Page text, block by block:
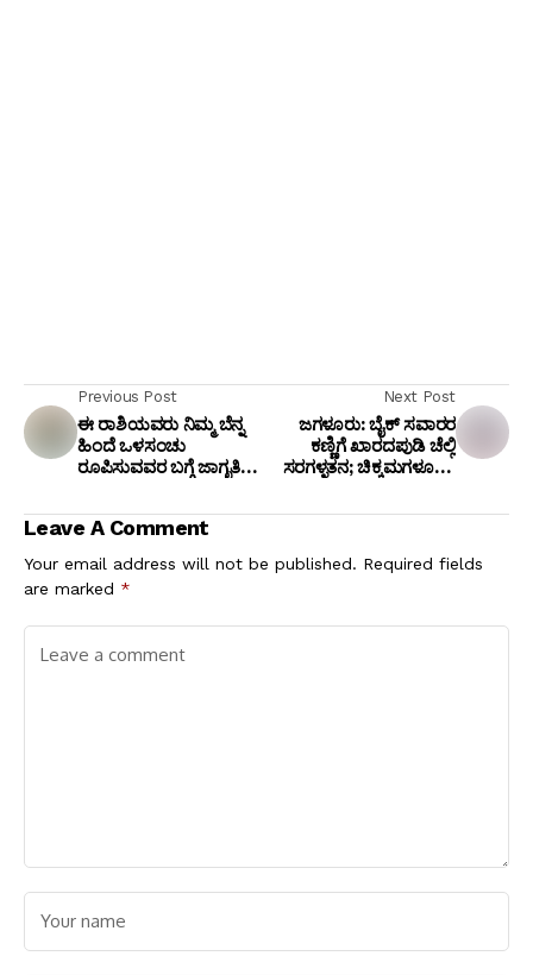
Previous Post
ಈ ರಾಶಿಯವರು ನಿಮ್ಮ ಬೆನ್ನ
ಹಿಂದೆ ಒಳಸಂಚು
ರೂಪಿಸುವವರ ಬಗ್ಗೆ ಜಾಗೃತಿ
Next Post
ಜಗಳೂರು: ಬೈಕ್ ಸವಾರರ
ಕಣ್ಣಿಗೆ ಖಾರದಪುಡಿ ಚೆಲ್ಲಿ
ಸರಗಳ್ಳತನ; ಚಿಕ್ಕಮಗಳೂರಿನ
ಬಿಳಿಚೋಡು ಪೊಲೀಸರಿಂದ
Leave A Comment
Your email address will not be published. Required fields
are marked *